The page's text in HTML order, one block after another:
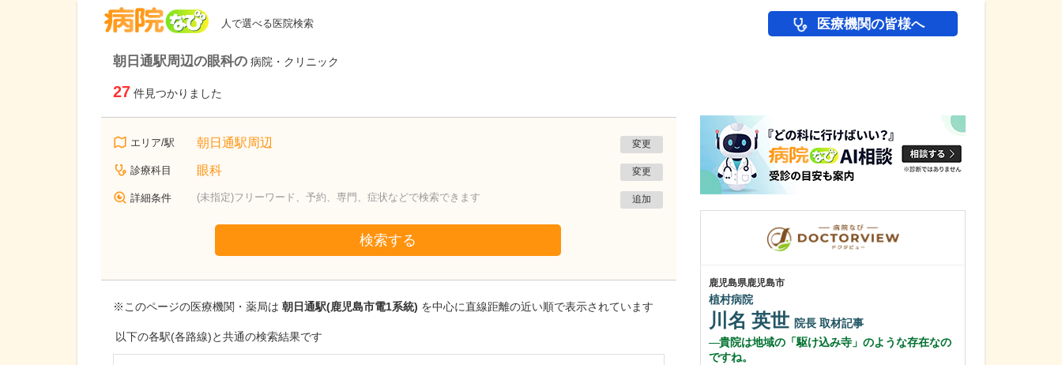
人で選べる医院検索 医療機関の皆様へ
朝日通駅周辺の眼科の 病院・クリニック
27 件見つかりました
エリア/駅 朝日通駅周辺 変更
診療科目 眼科 変更
詳細条件 (未指定)フリーワード、予約、専門、症状などで検索できます 追加
検索する
※このページの医療機関・薬局は 朝日通駅(鹿児島市電1系統) を中心に直線距離の近い順で表示されています
以下の各駅(各路線)と共通の検索結果です
鹿児島県鹿児島市
あいろ歯科医院
鹿児島県鹿児島市
植村病院
川名 英世 院長 取材記事
貴院は地域の「駆け込み寺」のような存在なの
ですね。